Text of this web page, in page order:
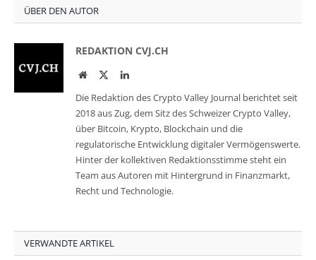
ÜBER DEN AUTOR
REDAKTION CVJ.CH
WebsiteTwitterLinkedIn
Die Redaktion des Crypto Valley Journal berichtet seit
2018 aus Zug, dem Sitz des Schweizer Crypto Valley,
über Bitcoin, Krypto, Blockchain und die
regulatorische Entwicklung digitaler Vermögenswerte.
Hinter der kollektiven Redaktionsstimme steht ein
Team aus Autoren mit Hintergrund in Finanzmarkt,
Recht und Technologie.
VERWANDTE ARTIKEL